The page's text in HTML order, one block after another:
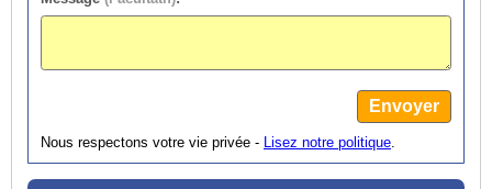
Nous respectons votre vie privée - Lisez notre politique.